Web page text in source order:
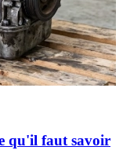
qu'il faut savoir